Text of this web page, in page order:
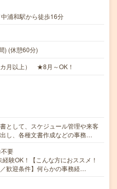
浦和駅から徒歩16分
) (休憩60分)
月以上） ★8月～OK！
として、スケジュール管理や来客
し、各種文書作成などの事務…
要
験OK！【こんな方におススメ！
歓迎条件】何らかの事務経…